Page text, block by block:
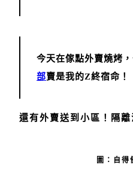
今天在傢點外賣燒烤
部賣是我的Z終宿命！
還有外賣送到小區！隔
圖：自得